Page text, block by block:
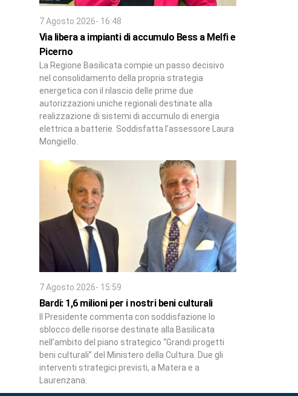
7 Agosto 2026- 16:48
Via libera a impianti di accumulo Bess a Melfi e
Picerno
La Regione Basilicata compie un passo decisivo
nel consolidamento della propria strategia
energetica con il rilascio delle prime due
autorizzazioni uniche regionali destinate alla
realizzazione di sistemi di accumulo di energia
elettrica a batterie. Soddisfatta l’assessore Laura
Mongiello.
7 Agosto 2026- 15:59
Bardi: 1,6 milioni per i nostri beni culturali
Il Presidente commenta con soddisfazione lo
sblocco delle risorse destinate alla Basilicata
nell’ambito del piano strategico “Grandi progetti
beni culturali” del Ministero della Cultura. Due gli
interventi strategici previsti, a Matera e a
Laurenzana.